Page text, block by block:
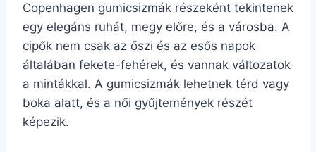
Copenhagen gumicsizmák részeként tekintenek
egy elegáns ruhát, megy előre, és a városba. A
cipők nem csak az őszi és az esős napok
általában fekete-fehérek, és vannak változatok
a mintákkal. A gumicsizmák lehetnek térd vagy
boka alatt, és a női gyűjtemények részét
képezik.